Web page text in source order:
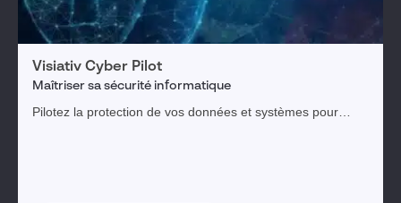
Visiativ Cyber Pilot
Maîtriser sa sécurité informatique
Pilotez la protection de vos données et systèmes pour